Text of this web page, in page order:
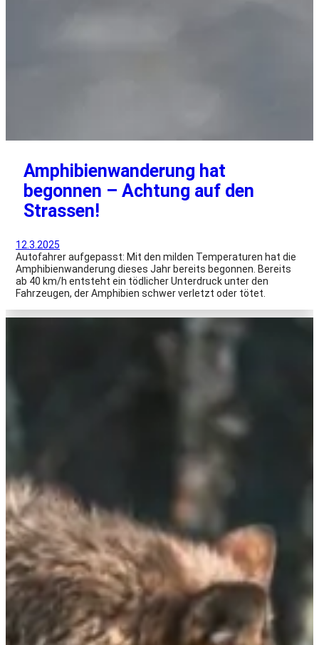
Amphibienwanderung hat
begonnen – Achtung auf den
Strassen!
12.3.2025
Autofahrer aufgepasst: Mit den milden Temperaturen hat die
Amphibienwanderung dieses Jahr bereits begonnen. Bereits
ab 40 km/h entsteht ein tödlicher Unterdruck unter den
Fahrzeugen, der Amphibien schwer verletzt oder tötet.